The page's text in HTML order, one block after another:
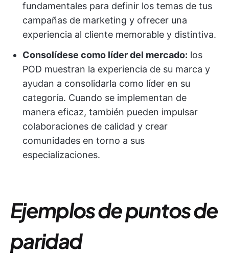
fundamentales para definir los temas de tus
campañas de marketing y ofrecer una
experiencia al cliente memorable y distintiva.
Consolídese como líder del mercado: los
POD muestran la experiencia de su marca y
ayudan a consolidarla como líder en su
categoría. Cuando se implementan de
manera eficaz, también pueden impulsar
colaboraciones de calidad y crear
comunidades en torno a sus
especializaciones.
Ejemplos de puntos de
paridad